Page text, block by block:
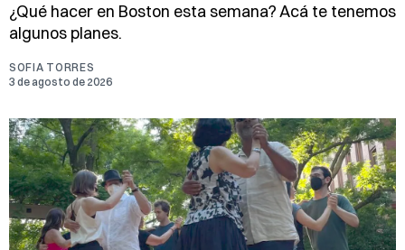
¿Qué hacer en Boston esta semana? Acá te tenemos
algunos planes.
SOFIA TORRES
3 de agosto de 2026